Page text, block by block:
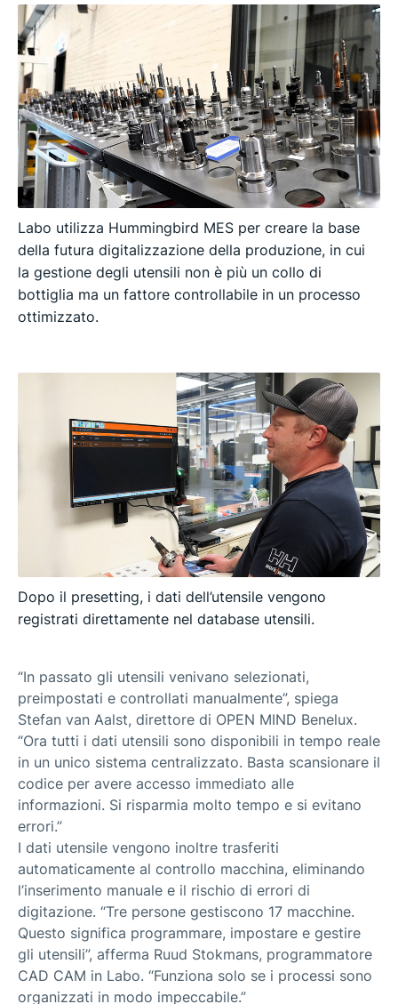
Labo utilizza Hummingbird MES per creare la base
della futura digitalizzazione della produzione, in cui
la gestione degli utensili non è più un collo di
bottiglia ma un fattore controllabile in un processo
ottimizzato.
Dopo il presetting, i dati dell’utensile vengono
registrati direttamente nel database utensili.
“In passato gli utensili venivano selezionati,
preimpostati e controllati manualmente”, spiega
Stefan van Aalst, direttore di OPEN MIND Benelux.
“Ora tutti i dati utensili sono disponibili in tempo reale
in un unico sistema centralizzato. Basta scansionare il
codice per avere accesso immediato alle
informazioni. Si risparmia molto tempo e si evitano
errori.”
I dati utensile vengono inoltre trasferiti
automaticamente al controllo macchina, eliminando
l’inserimento manuale e il rischio di errori di
digitazione. “Tre persone gestiscono 17 macchine.
Questo significa programmare, impostare e gestire
gli utensili”, afferma Ruud Stokmans, programmatore
CAD CAM in Labo. “Funziona solo se i processi sono
organizzati in modo impeccabile.”